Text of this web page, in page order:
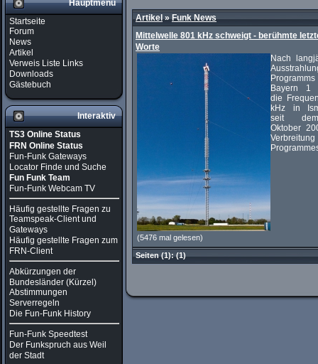
Hauptmenü
Startseite
Forum
News
Artikel
Verweis Liste Links
Downloads
Gästebuch
Interaktiv
TS3 Online Status
FRN Online Status
Fun-Funk Gateways
Locator Finde und Suche
Fun Funk Team
Fun-Funk Webcam TV
Häufig gestellte Fragen zu
Teamspeak-Client und
Gateways
Häufig gestellte Fragen zum
FRN-Client
Abkürzungen der
Bundesländer (Kürzel)
Abstimmungen
Serverregeln
Die Fun-Funk History
Fun-Funk Speedtest
Der Funkspruch aus Weil
der Stadt
Artikel» Funk News
Mittelwelle 801 kHz schweigt - berühmte
Worte
Nach
Programms
Bayern 1
die
kHz in
seit
Oktober
(5476 mal gelesen)
Seiten(1):(1)